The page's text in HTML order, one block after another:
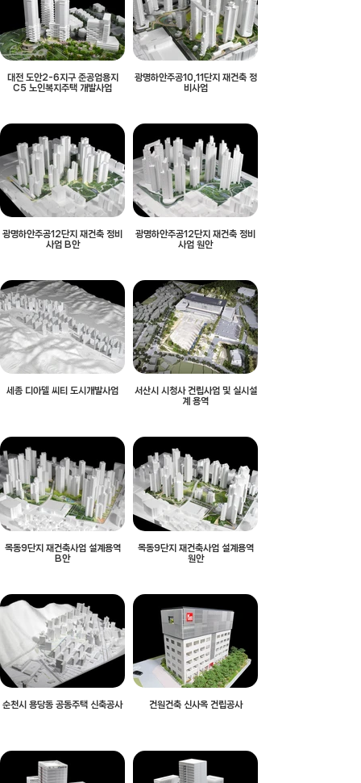
대전 도안2-6지구 준공업용지
C5 노인복지주택 개발사업
광명하안주공10,11단지 재건축 정
비사업
광명하안주공12단지 재건축 정비
사업 B안
광명하안주공12단지 재건축 정비
사업 원안
세종 디아델 씨티 도시개발사업
서산시 시청사 건립사업 및 실시설
계 용역
목동9단지 재건축사업 설계용역
B안
목동9단지 재건축사업 설계용역
원안
순천시 용당동 공동주택 신축공사 건원건축 신사옥 건립공사